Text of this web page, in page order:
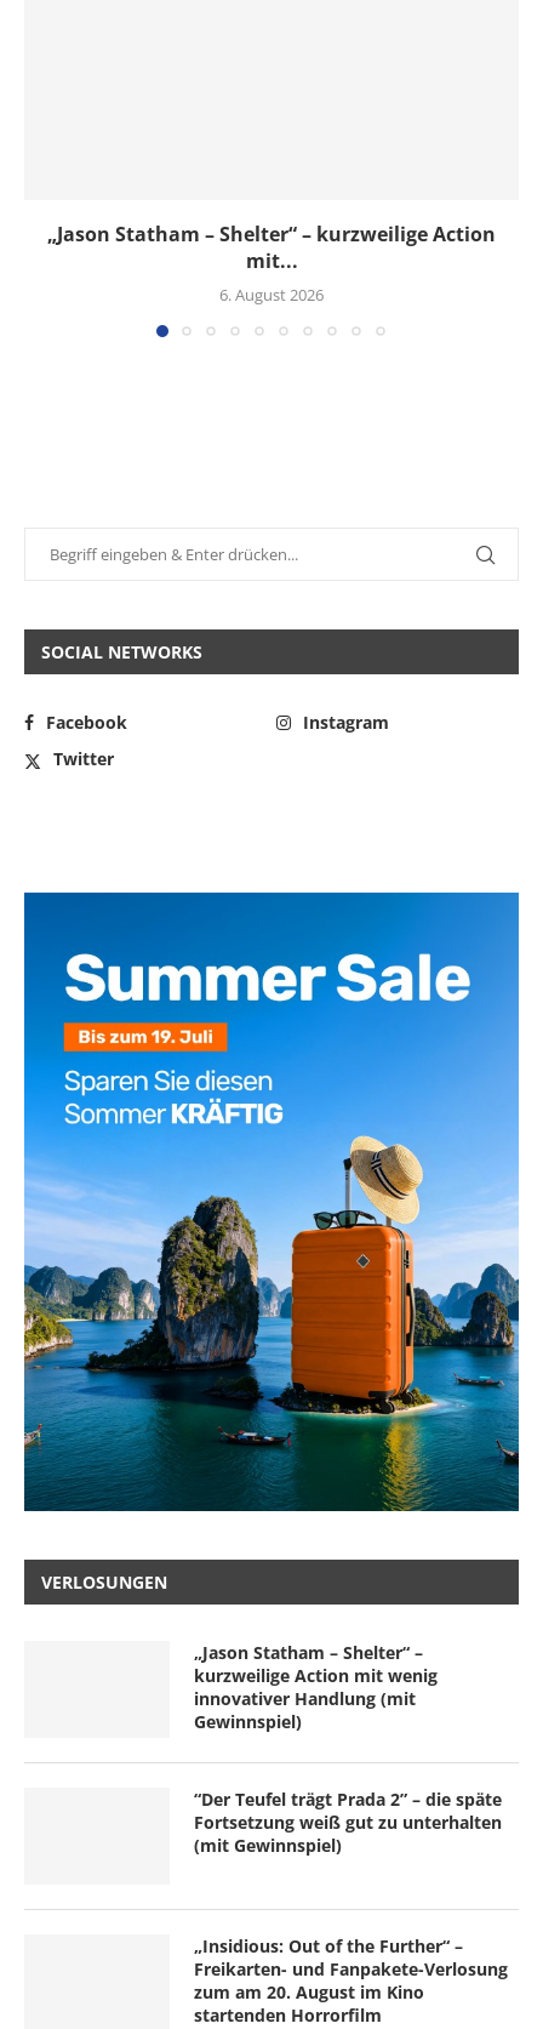
„Jason Statham – Shelter“ – kurzweilige Action
mit...
6. August 2026
SOCIAL NETWORKS
Facebook
Instagram
Twitter
VERLOSUNGEN
„Jason Statham – Shelter“ –
kurzweilige Action mit wenig
innovativer Handlung (mit
Gewinnspiel)
“Der Teufel trägt Prada 2” – die späte
Fortsetzung weiß gut zu unterhalten
(mit Gewinnspiel)
„Insidious: Out of the Further“ –
Freikarten- und Fanpakete-Verlosung
zum am 20. August im Kino
startenden Horrorfilm